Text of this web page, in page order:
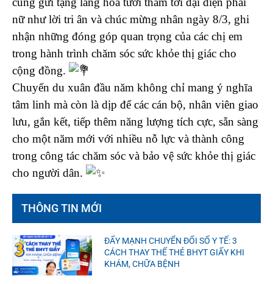
nữ như lời tri ân và chúc mừng nhân ngày 8/3, ghi
nhận những đóng góp quan trọng của các chị em
trong hành trình chăm sóc sức khỏe thị giác cho
cộng đồng.
Chuyến du xuân đầu năm không chỉ mang ý nghĩa
tâm linh mà còn là dịp để các cán bộ, nhân viên giao
lưu, gắn kết, tiếp thêm năng lượng tích cực, sẵn sàng
cho một năm mới với nhiều nỗ lực và thành công
trong công tác chăm sóc và bảo vệ sức khỏe thị giác
cho người dân.
THÔNG TIN MỚI
ĐẨY MẠNH CHUYỂN ĐỔI SỐ Y TẾ: 3
CÁCH THAY THẾ THẺ BHYT GIẤY KHI
KHÁM, CHỮA BỆNH